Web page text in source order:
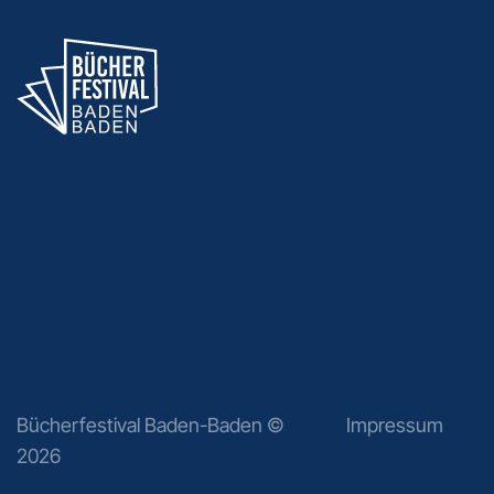
Bücherfestival Baden-Baden ©
2026
Impressum